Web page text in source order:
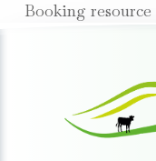
Booking